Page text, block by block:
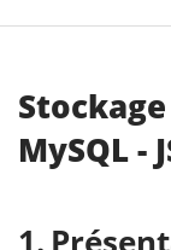
MySQL -